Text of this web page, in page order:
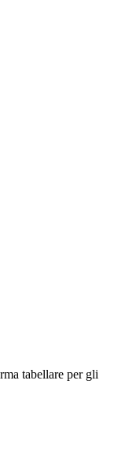
tabellare per gli